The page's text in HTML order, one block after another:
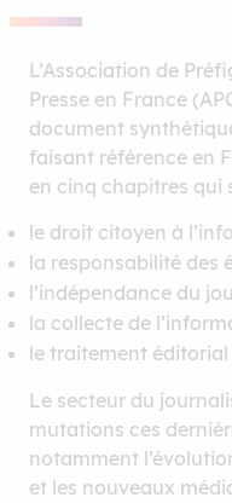
L’Association de
Presse en France
document
faisant référence en
en cinq chapitres qui
le droit citoyen à
la responsabilité des
l’indépendance du
la collecte de
le traitement éditorial
Le secteur du
mutations ces
notamment
et les nouveaux